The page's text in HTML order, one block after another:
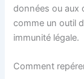
données ou aux
comme un outil
immunité légale.
Comment